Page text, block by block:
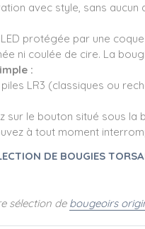
avec style, sans aucun
protégée par une
ni coulée de cire. La
:
LR3 (classiques ou
sur le bouton situé sous
à tout moment
DE BOUGIES
sélection de bougeoirs